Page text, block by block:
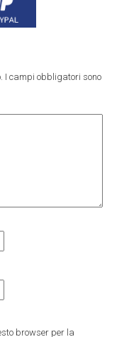
I campi obbligatori sono
browser per la